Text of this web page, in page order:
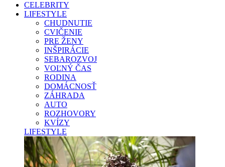
CELEBRITY
LIFESTYLE
CHUDNUTIE
CVIČENIE
PRE ŽENY
INŠPIRÁCIE
SEBAROZVOJ
VOĽNÝ ČAS
RODINA
DOMÁCNOSŤ
ZÁHRADA
AUTO
ROZHOVORY
KVÍZY
LIFESTYLE